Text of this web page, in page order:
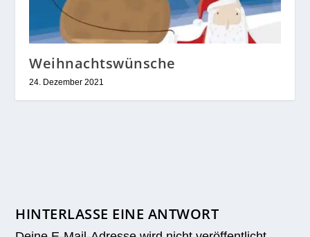
Weihnachtswünsche
24. Dezember 2021
HINTERLASSE EINE ANTWORT